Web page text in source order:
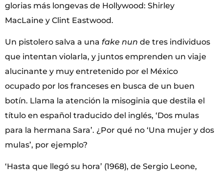
glorias más longevas de Hollywood: Shirley
MacLaine y Clint Eastwood.
Un pistolero salva a una fake nun de tres individuos
que intentan violarla, y juntos emprenden un viaje
alucinante y muy entretenido por el México
ocupado por los franceses en busca de un buen
botín. Llama la atención la misoginia que destila el
título en español traducido del inglés, ‘Dos mulas
para la hermana Sara’. ¿Por qué no ‘Una mujer y dos
mulas’, por ejemplo?
‘Hasta que llegó su hora’ (1968), de Sergio Leone,